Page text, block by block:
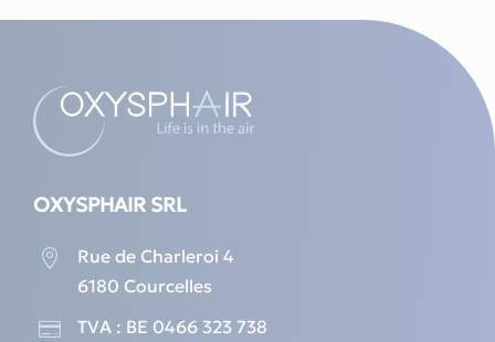
OXYSPHAIR SRL

Rue de Charleroi 4
6180 Courcelles

TVA : BE 0466 323 738